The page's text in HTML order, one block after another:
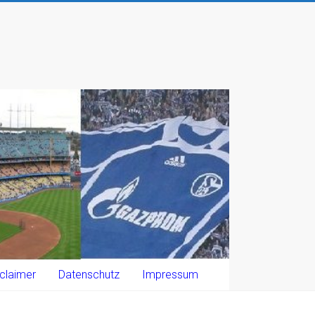
Datenschutz Impressum